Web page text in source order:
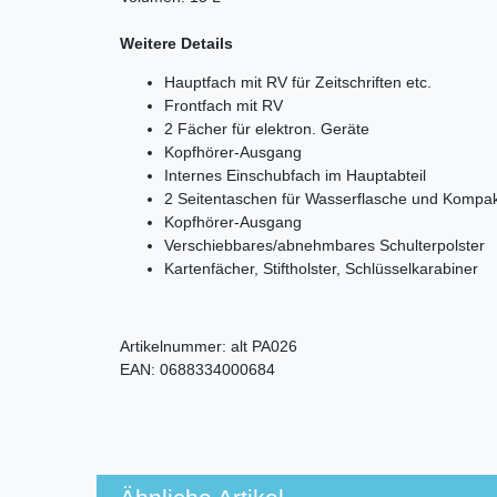
Weitere Details
Hauptfach mit RV für Zeitschriften etc.
Frontfach mit RV
2 Fächer für elektron. Geräte
Kopfhörer-Ausgang
Internes Einschubfach im Hauptabteil
2 Seitentaschen für Wasserflasche und
Kopfhörer-Ausgang
Verschiebbares/abnehmbares Schulterpolster
Kartenfächer, Stiftholster, Schlüsselkarabiner
Artikelnummer: alt PA026
EAN: 0688334000684